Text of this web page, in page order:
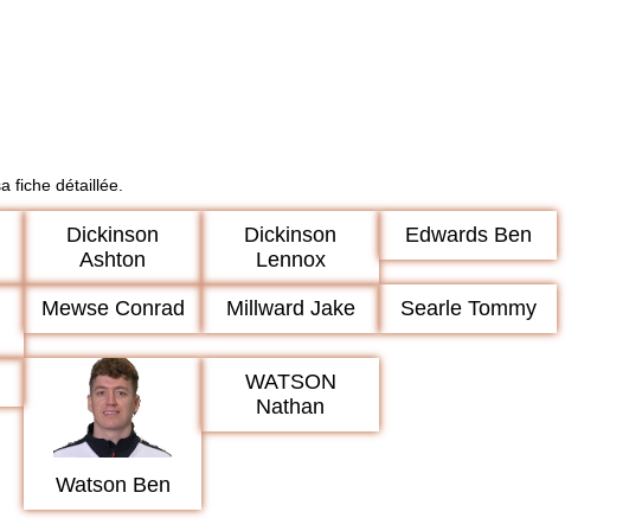
fiche détaillée.
Dickinson
Ashton
Dickinson
Lennox
Edwards Ben
Mewse Conrad Millward Jake Searle Tommy
Watson Ben
WATSON
Nathan